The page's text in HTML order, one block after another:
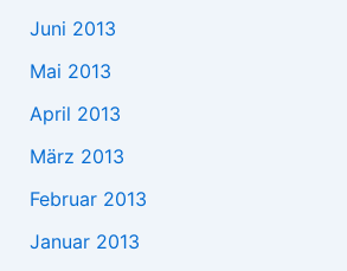
Juni 2013
Mai 2013
April 2013
März 2013
Februar 2013
Januar 2013